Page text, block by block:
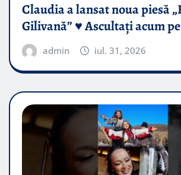
Claudia a lansat noua piesă
Gilivană” ♥️ Ascultați acum
admin iul. 31, 2026